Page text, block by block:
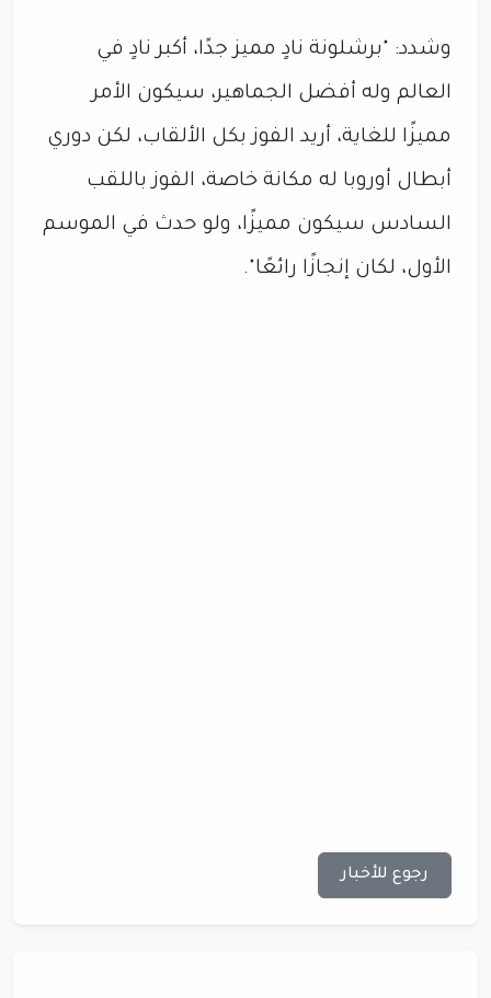
وشدد: "برشلونة نادٍ مميز جدًا، أكبر نادٍ في
العالم وله أفضل الجماهير، سيكون الأمر
مميزًا للغاية، أريد الفوز بكل الألقاب، لكن دوري
أبطال أوروبا له مكانة خاصة، الفوز باللقب
السادس سيكون مميزًا، ولو حدث في الموسم
الأول، لكان إنجازًا رائعًا".
رجوع للأخبار